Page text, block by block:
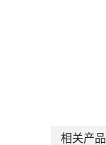
相关产品